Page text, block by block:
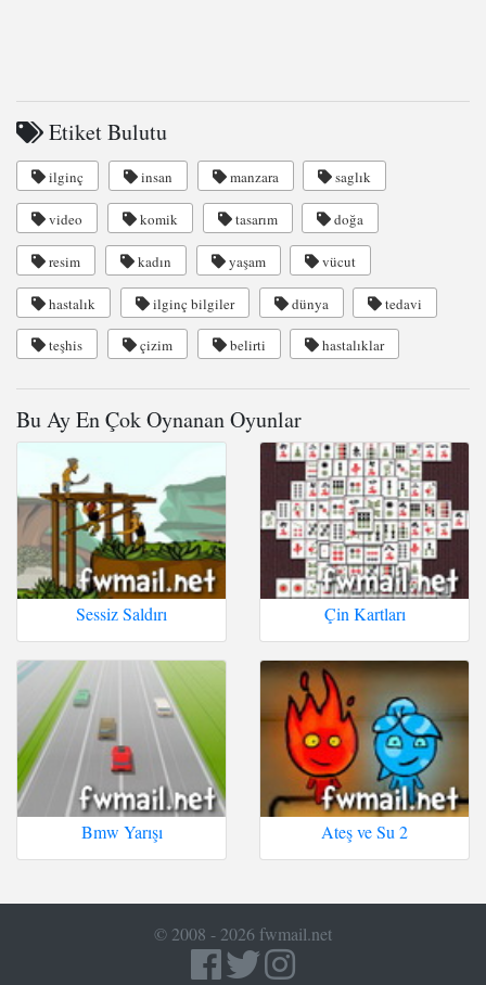
Etiket Bulutu
ilginç insan manzara saglık
video komik tasarım doğa
resim kadın yaşam vücut
hastalık ilginç bilgiler dünya tedavi
teşhis çizim belirti hastalıklar
Bu Ay En Çok Oynanan Oyunlar
Sessiz Saldırı Çin Kartları
Bmw Yarışı Ateş ve Su 2
© 2008 - 2026 fwmail.net